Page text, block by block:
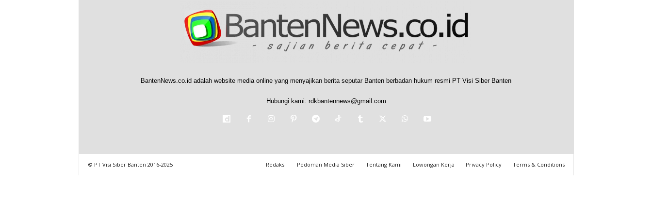
BantenNews.co.id adalah website media online yang menyajikan berita seputar Banten berbadan hukum resmi PT Visi Siber Banten
Hubungi kami: rdkbantennews@gmail.com
Redaksi Pedoman Media Siber Tentang Kami Lowongan Kerja Privacy Policy Terms & Conditions
© PT Visi Siber Banten 2016-2025